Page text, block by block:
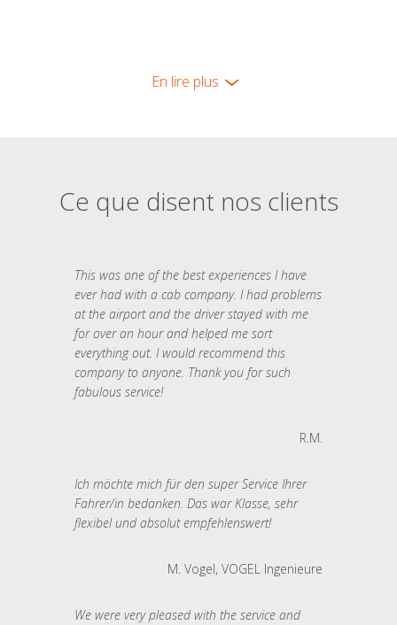
En lire plus
Ce que disent nos clients
This was one of the best experiences I have
ever had with a cab company. I had problems
at the airport and the driver stayed with me
for over an hour and helped me sort
everything out. I would recommend this
company to anyone. Thank you for such
fabulous service!
R.M.
Ich möchte mich für den super Service Ihrer
Fahrer/in bedanken. Das war Klasse, sehr
flexibel und absolut empfehlenswert!
M. Vogel, VOGEL Ingenieure
We were very pleased with the service and